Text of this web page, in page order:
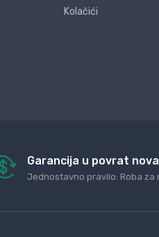
Kolačići
Garancija u povrat
Jednostavno pravilo: Roba za